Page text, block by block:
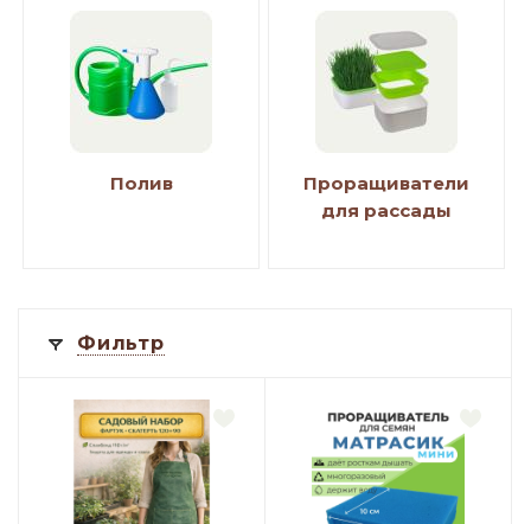
Полив
Проращиватели
для рассады
Фильтр